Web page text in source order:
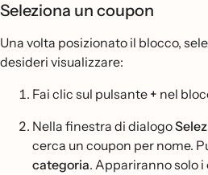
Seleziona un coupon
Una volta posizionato il blocco,
desideri visualizzare:
Fai clic sul pulsante + nel
Nella finestra di dialogo
cerca un coupon per nome.
categoria. Appariranno solo